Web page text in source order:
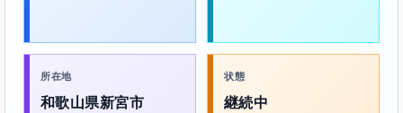
所在地
和歌山県新宮市
状態
継続中